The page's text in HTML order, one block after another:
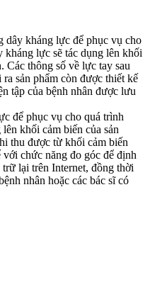
dây kháng lực để phục vụ cho
kháng lực sẽ tác dụng lên khối
Các thông số về lực tay sau
sản phẩm còn được thiết kế
tập của bệnh nhân được lưu
để phục vụ cho quá trình
khối cảm biến của sản
thu được từ khối cảm biến
chức năng đo góc để định
lại trên Internet, đồng thời
nhân hoặc các bác sĩ có